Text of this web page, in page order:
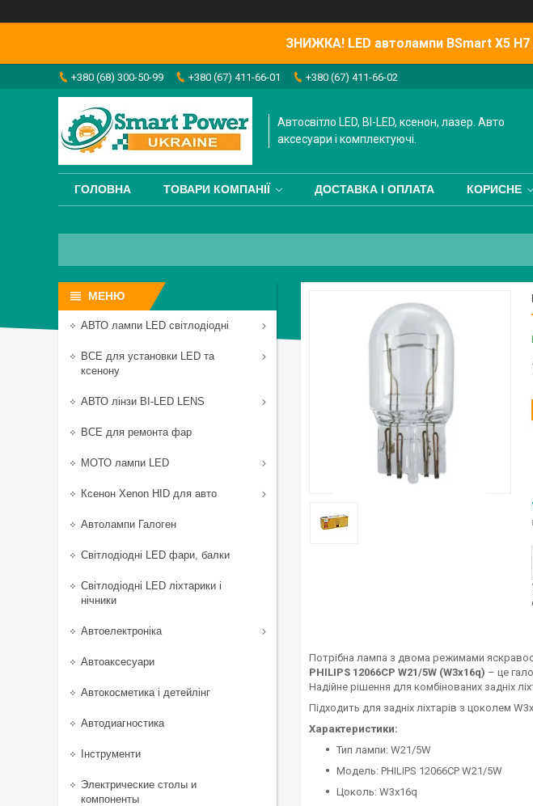
ЗНИЖКА! LED автолампи BSmart X5 H7
+380 (68) 300-50-99 +380 (67) 411-66-01 +380 (67) 411-66-02
Автосвітло LED, BI-LED, ксенон, лазер. Авто
аксесуари і комплектуючі.
ГОЛОВНА ТОВАРИ КОМПАНІЇ ДОСТАВКА І ОПЛАТА КОРИСНЕ
Потрібна лампа з двома режимами
PHILIPS 12066CP W21/5W (W3x16q) – це
Надійне рішення для комбінованих задніх
Підходить для задніх ліхтарів з цоколем
Характеристики:
Тип лампи: W21/5W
Модель: PHILIPS 12066CP W21/5W
Цоколь: W3x16q
АВТО лампи LED світлодіодні
ВСЕ для установки LED та
ксенону
АВТО лінзи BI-LED LENS
ВСЕ для ремонта фар
МОТО лампи LED
Ксенон Xenon HID для авто
Автолампи Галоген
Світлодіодні LED фари, балки
Світлодіодні LED ліхтарики і
нічники
Автоелектроніка
Автоаксесуари
Автокосметика і детейлінг
Автодиагностика
Інструменти
Электрические столы и
компоненты